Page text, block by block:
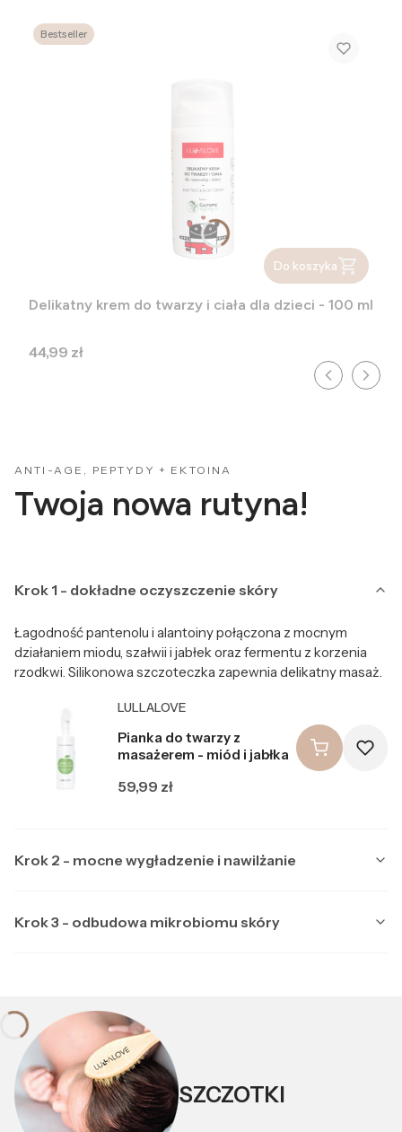
Bestseller
Do koszyka
Delikatny krem do twarzy i ciała dla dzieci - 100 ml
Cena
44,99 zł
ANTI-AGE, PEPTYDY + EKTOINA
Twoja nowa rutyna!
Krok 1 - dokładne oczyszczenie skóry
Łagodność pantenolu i alantoiny połączona z mocnym
działaniem miodu, szałwii i jabłek oraz fermentu z korzenia
rzodkwi. Silikonowa szczoteczka zapewnia delikatny masaż.
Producent LULLALOVE
LULLALOVE
Pianka do twarzy z
masażerem - miód i jabłka
Cena
59,99 zł
Krok 2 - mocne wygładzenie i nawilżanie
Multipeptydowe serum do
twarzy z ektoiną
Cena
99,99 zł
Krok 3 - odbudowa mikrobiomu skóry
Producent LULLALOVE
LULLALOVE
Kojąca maska nocna z
ektoiną i prebiotykami
Cena
89,99 zł
SZCZOTKI